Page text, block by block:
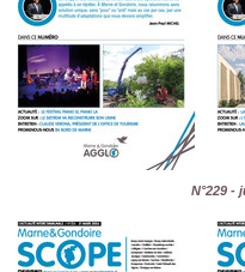
N°229 -